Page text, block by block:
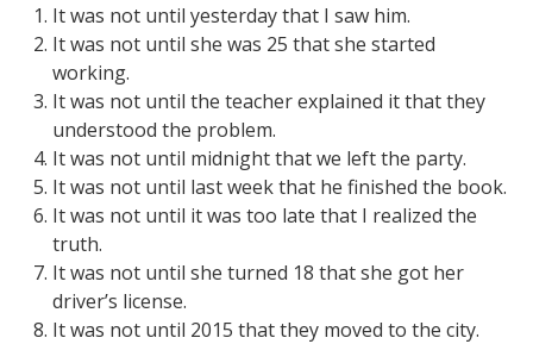
It was not until yesterday that I saw him.
It was not until she was 25 that she started
working.
It was not until the teacher explained it that they
understood the problem.
It was not until midnight that we left the party.
It was not until last week that he finished the book.
It was not until it was too late that I realized the
truth.
It was not until she turned 18 that she got her
driver’s license.
It was not until 2015 that they moved to the city.